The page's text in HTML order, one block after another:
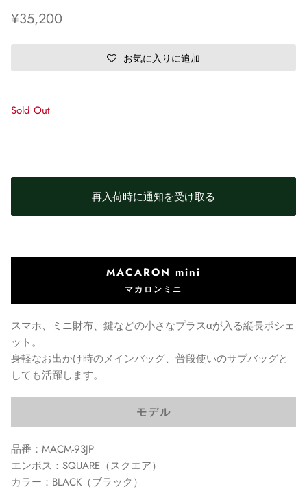
¥35,200
お気に入りに追加
Sold Out
再入荷時に通知を受け取る
MACARON mini
マカロンミニ
スマホ、ミニ財布、鍵などの小さなプラスαが入る縦長ポシェ
ット。
身軽なお出かけ時のメインバッグ、普段使いのサブバッグと
しても活躍します。
モデル
品番：MACM-93JP
エンボス：SQUARE（スクエア）
カラー：BLACK（ブラック）